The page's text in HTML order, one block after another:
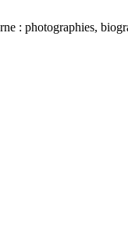
: photographies,